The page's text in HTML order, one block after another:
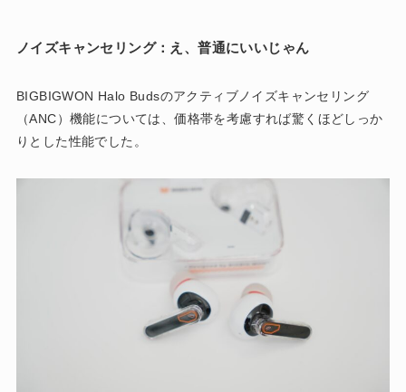
ノイズキャンセリング：え、普通にいいじゃん
BIGBIGWON Halo Budsのアクティブノイズキャンセリング
（ANC）機能については、価格帯を考慮すれば驚くほどしっか
りとした性能でした。